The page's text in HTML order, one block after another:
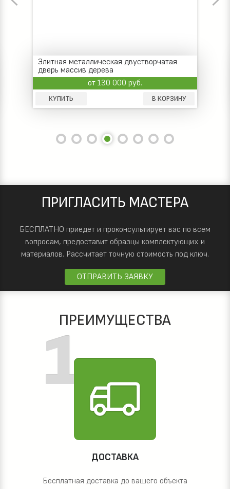
Элитная металлическая двустворчатая
дверь массив дерева
от 130 000 руб.
КУПИТЬ В КОРЗИНУ
ПРИГЛАСИТЬ МАСТЕРА
БЕСПЛАТНО приедет и проконсультирует вас по всем
вопросам, предоставит образцы комплектующих и
материалов. Рассчитает точную стоимость под ключ.
ОТПРАВИТЬ ЗАЯВКУ
ПРЕИМУЩЕСТВА
ДОСТАВКА
Бесплатная доставка до вашего объекта